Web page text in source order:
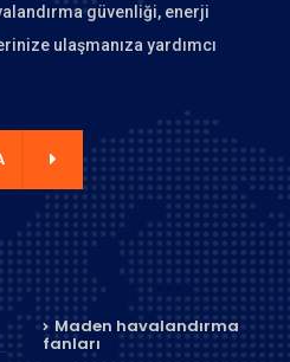
güvenliği, enerji
ulaşmanıza yardımcı
Maden havalandırma
fanları